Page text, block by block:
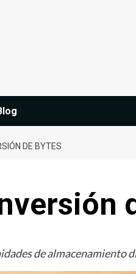
DE BYTES
de almacenamiento